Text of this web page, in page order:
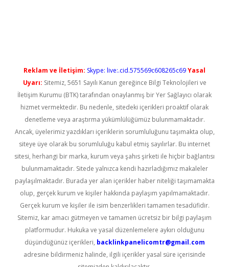
Reklam ve İletişim: Skype: live:.cid.575569c608265c69Yasal
Uyarı: Sitemiz, 5651 Sayılı Kanun gereğince Bilgi Teknolojileri ve
İletişim Kurumu (BTK) tarafından onaylanmış bir Yer Sağlayıcı olarak
hizmet vermektedir. Bu nedenle, sitedeki içerikleri proaktif olarak
denetleme veya araştırma yükümlülüğümüz bulunmamaktadır.
Ancak, üyelerimiz yazdıkları içeriklerin sorumluluğunu taşımakta olup,
siteye üye olarak bu sorumluluğu kabul etmiş sayılırlar. Bu internet
sitesi, herhangi bir marka, kurum veya şahıs şirketi ile hiçbir bağlantısı
bulunmamaktadır. Sitede yalnızca kendi hazırladığımız makaleler
paylaşılmaktadır. Burada yer alan içerikler haber niteliği taşımamakta
olup, gerçek kurum ve kişiler hakkında paylaşım yapılmamaktadır.
Gerçek kurum ve kişiler ile isim benzerlikleri tamamen tesadüfidir.
Sitemiz, kar amacı gütmeyen ve tamamen ücretsiz bir bilgi paylaşım
platformudur. Hukuka ve yasal düzenlemelere aykırı olduğunu
düşündüğünüz içerikleri, backlinkpanelicomtr@gmail.com
adresine bildirmeniz halinde, ilgili içerikler yasal süre içerisinde